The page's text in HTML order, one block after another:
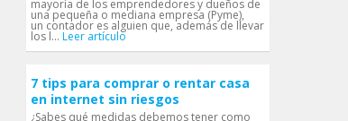
mayoría de los emprendedores y dueños de
una pequeña o mediana empresa (Pyme),
un contador es alguien que, además de llevar
los l... Leer artículo
7 tips para comprar o rentar casa
en internet sin riesgos
¿Sabes qué medidas debemos tener como